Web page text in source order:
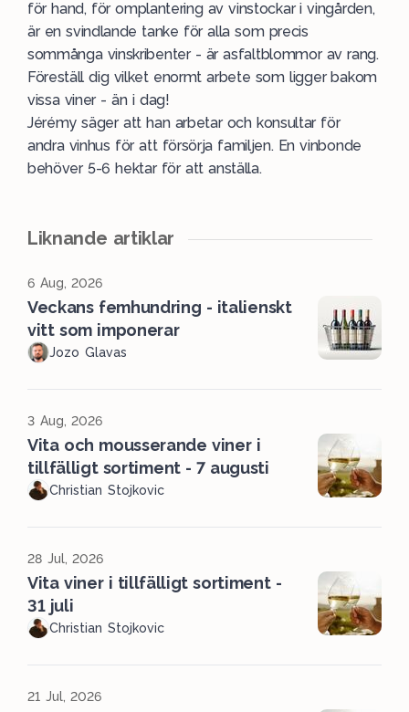
för hand, för omplantering av vinstockar i vingården,
är en svindlande tanke för alla som precis
sommånga vinskribenter - är asfaltblommor av rang.
Föreställ dig vilket enormt arbete som ligger bakom
vissa viner - än i dag!
Jérémy säger att han arbetar och konsultar för
andra vinhus för att försörja familjen. En vinbonde
behöver 5-6 hektar för att anställa.
Liknande artiklar
6 Aug, 2026
Veckans femhundring - italienskt
vitt som imponerar
Jozo Glavas
3 Aug, 2026
Vita och mousserande viner i
tillfälligt sortiment - 7 augusti
Christian Stojkovic
28 Jul, 2026
Vita viner i tillfälligt sortiment -
31 juli
Christian Stojkovic
21 Jul, 2026